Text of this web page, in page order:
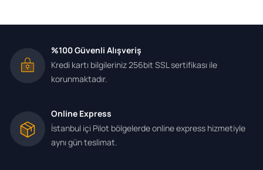
%100 Güvenli Alışveriş
Kredi kartı bilgileriniz 256bit SSL sertifikası ile
korunmaktadır.
Online Express
İstanbul içi Pilot bölgelerde online express hizmetiyle
aynı gün teslimat.